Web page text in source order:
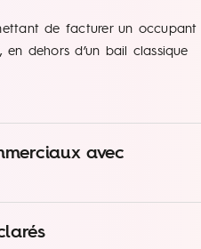
de facturer un occupant
dehors d’un bail classique
avec